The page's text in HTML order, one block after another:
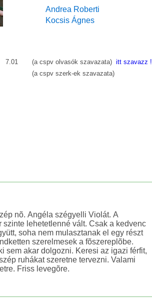
Andrea Roberti
Kocsis Ágnes
7.01 (a cspv olvasók szavazata) itt szavazz !
(a cspv szerk-ek szavazata)
nõ. Angéla szégyelli Violát. A
szinte lehetetlenné vált. Csak a kedvenc
soha nem mulasztanak el egy részt
szerelmesek a fõszereplõbe.
sem akar dolgozni. Keresi az igazi férfit,
ruhákat szeretne tervezni. Valami
Friss levegõre.